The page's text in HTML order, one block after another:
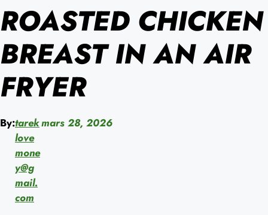
ROASTED CHICKEN
BREAST IN AN AIR
FRYER
By:tarek
love
mone
y@g
mail.
com
mars 28, 2026